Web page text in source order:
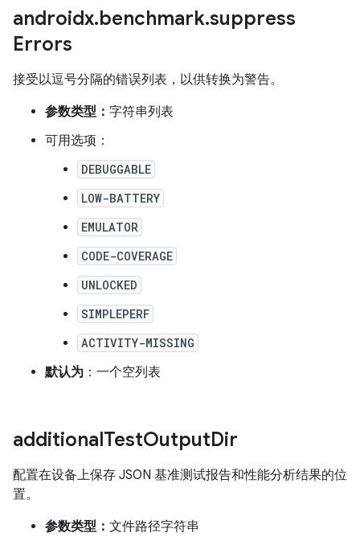
androidx.benchmark.suppress
Errors
接受以逗号分隔的错误列表，以供转换为警告。
参数类型： 字符串列表
可用选项：
DEBUGGABLE
LOW-BATTERY
EMULATOR
CODE-COVERAGE
UNLOCKED
SIMPLEPERF
ACTIVITY-MISSING
默认为 ：一个空列表
additionalTestOutputDir
配置在设备上保存 JSON 基准测试报告和性能分析结果的位
置。
参数类型： 文件路径字符串